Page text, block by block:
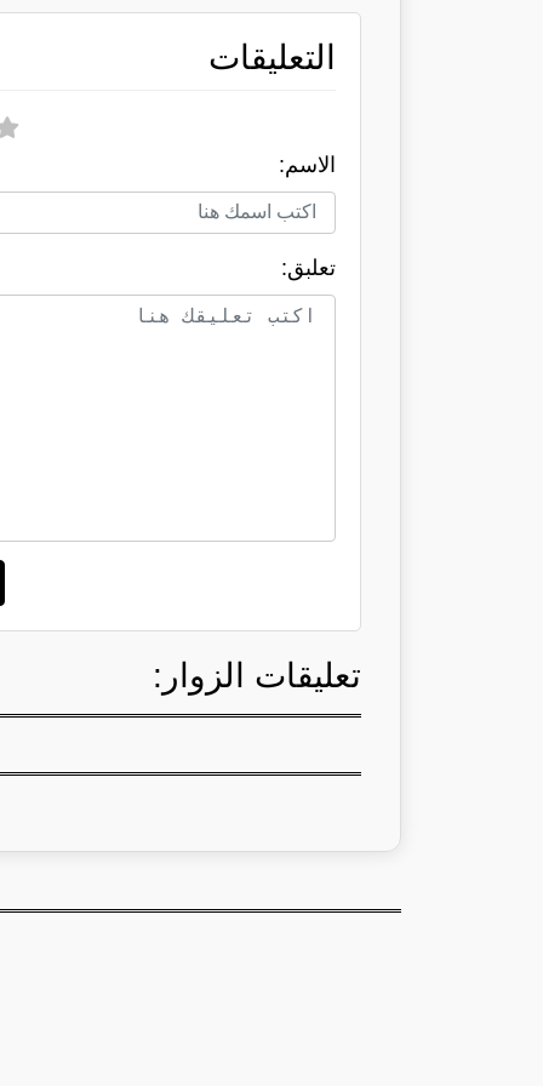
التعليقات
الاسم:
تعلبق:
تعليقات الزوار: